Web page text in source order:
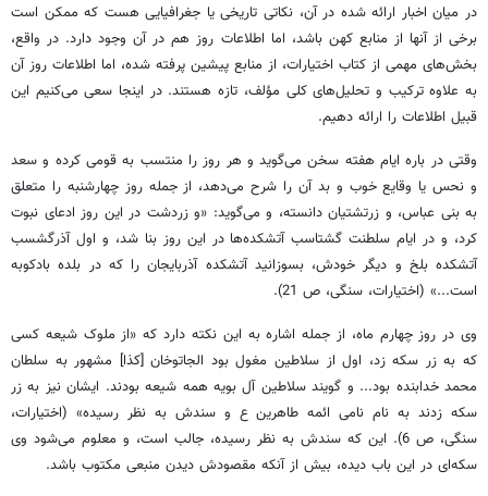
در میان اخبار ارائه شده در آن، نکاتی تاریخی یا جغرافیایی هست که ممکن است
برخی از آنها از منابع کهن باشد، اما اطلاعات روز هم در آن وجود دارد. در واقع،
بخش‌های مهمی از کتاب اختیارات، از منابع پیشین پرفته شده، اما اطلاعات روز آن
به علاوه ترکیب و تحلیل‌های کلی مؤلف، تازه هستند. در اینجا سعی می‌کنیم این
قبیل اطلاعات را ارائه دهیم.
وقتی در باره ایام هفته سخن می‌گوید و هر روز را منتسب به قومی کرده و سعد
و نحس یا وقایع خوب و بد آن را شرح می‌دهد، از جمله روز چهارشنبه را متعلق
به بنی عباس، و زرتشتیان دانسته، و می‌گوید: «و زردشت در این روز ادعای نبوت
کرد، و در ایام سلطنت گشتاسب آتشکده‌ها در این روز بنا شد، و اول آذرگشسب
آتشکده بلخ و دیگر خودش، بسوزانید آتشکده آذربایجان را که در بلده بادکوبه
است...» (اختیارات، سنگی، ص 21).
وی در روز چهارم ماه، از جمله اشاره به این نکته دارد که «از ملوک شیعه کسی
که به زر سکه زد، اول از سلاطین مغول بود الجاتوخان [کذا] مشهور به سلطان
محمد خدابنده بود... و گویند سلاطین آل بویه همه شیعه بودند. ایشان نیز به زر
سکه زدند به نام نامی ائمه طاهرین ع و سندش به نظر رسیده» (اختیارات،
سنگی، ص 6). این که سندش به نظر رسیده، جالب است، و معلوم می‌شود وی
سکه‌ای در این باب دیده، بیش از آنکه مقصودش دیدن منبعی مکتوب باشد.